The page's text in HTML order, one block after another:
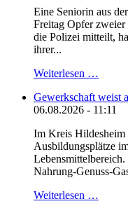
Eine Seniorin aus
Freitag Opfer
die Polizei mitteilt,
ihrer...
Weiterlesen …
Gewerkschaft weist
06.08.2026 - 11:11
Im Kreis Hildesheim
Ausbildungsplätze
Nahrung-Genuss-
Weiterlesen …